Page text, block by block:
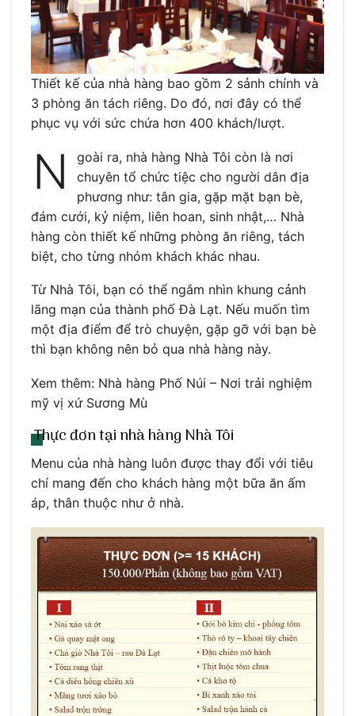
Thiết kế của nhà hàng bao gồm 2 sảnh chính và
3 phòng ăn tách riêng. Do đó, nơi đây có thể
phục vụ với sức chứa hơn 400 khách/lượt.
N
goài ra, nhà hàng Nhà Tôi còn là nơi
chuyên tổ chức tiệc cho người dân địa
phương như: tân gia, gặp mặt bạn bè,
đám cưới, kỷ niệm, liên hoan, sinh nhật,… Nhà
hàng còn thiết kế những phòng ăn riêng, tách
biệt, cho từng nhóm khách khác nhau.
Từ Nhà Tôi, bạn có thể ngắm nhìn khung cảnh
lãng mạn của thành phố Đà Lạt. Nếu muốn tìm
một địa điểm để trò chuyện, gặp gỡ với bạn bè
thì bạn không nên bỏ qua nhà hàng này.
Xem thêm: Nhà hàng Phố Núi – Nơi trải nghiệm
mỹ vị xứ Sương Mù
Thực đơn tại nhà hàng Nhà Tôi
Menu của nhà hàng luôn được thay đổi với tiêu
chí mang đến cho khách hàng một bữa ăn ấm
áp, thân thuộc như ở nhà.